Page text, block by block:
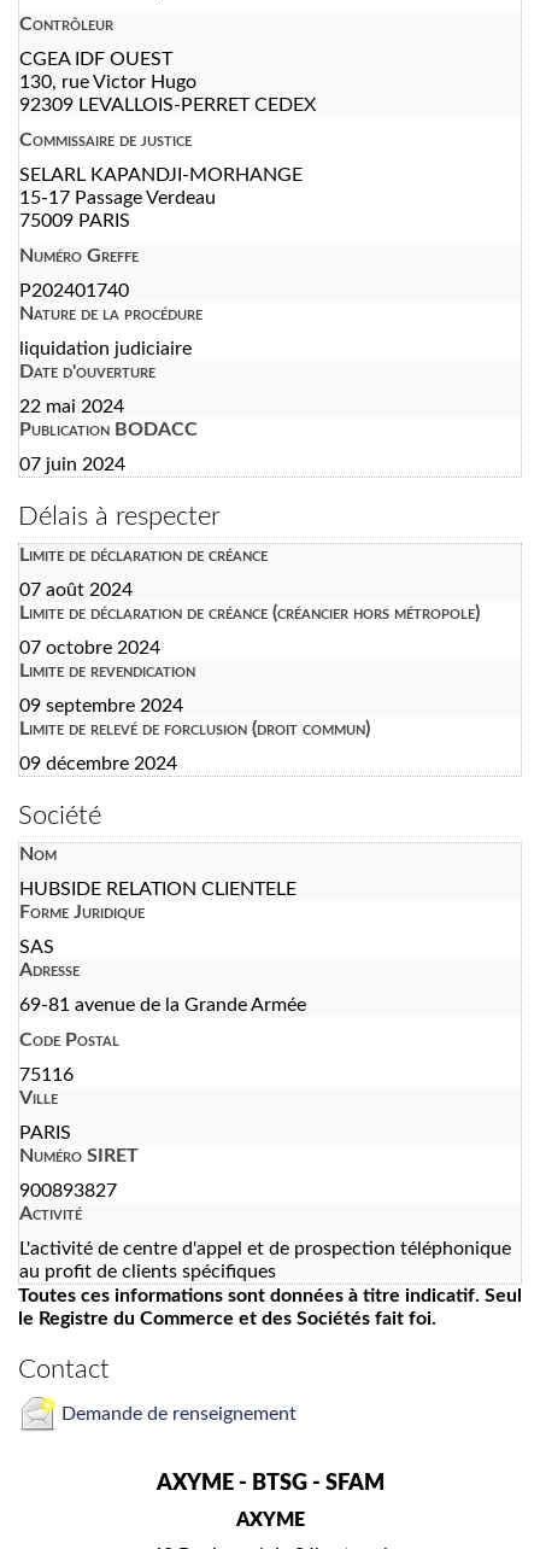
Contrôleur
CGEA IDF OUEST
130, rue Victor Hugo
92309 LEVALLOIS-PERRET CEDEX
Commissaire de justice
SELARL KAPANDJI-MORHANGE
15-17 Passage Verdeau
75009 PARIS
Numéro Greffe
P202401740
Nature de la procédure
liquidation judiciaire
Date d'ouverture
22 mai 2024
Publication BODACC
07 juin 2024
Délais à respecter
Limite de déclaration de créance
07 août 2024
Limite de déclaration de créance (créancier hors métropole)
07 octobre 2024
Limite de revendication
09 septembre 2024
Limite de relevé de forclusion (droit commun)
09 décembre 2024
Société
Nom
HUBSIDE RELATION CLIENTELE
Forme Juridique
SAS
Adresse
69-81 avenue de la Grande Armée
Code Postal
75116
Ville
PARIS
Numéro SIRET
900893827
Activité
L'activité de centre d'appel et de prospection téléphonique
au profit de clients spécifiques
Toutes ces informations sont données à titre indicatif. Seul
le Registre du Commerce et des Sociétés fait foi.
Contact
Demande de renseignement
AXYME - BTSG - SFAM
AXYME